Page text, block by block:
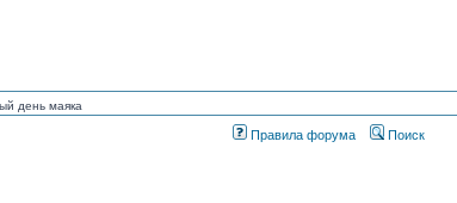
день маяка
Правила форума Поиск